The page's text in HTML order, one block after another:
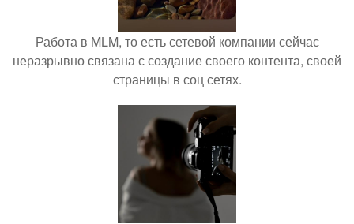
Работа в MLM, то есть сетевой компании сейчас
неразрывно связана с создание своего контента, своей
страницы в соц сетях.